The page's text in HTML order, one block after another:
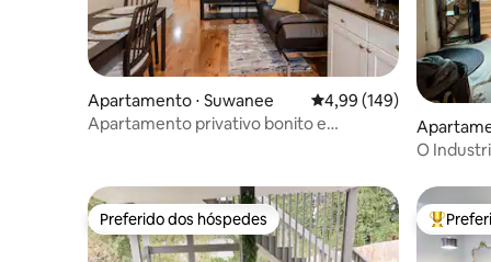
Apartamento ⋅ Suwanee 4,99 de uma avaliação
4,99 (149)
Apartamento privativo bonito e
O
Preferido dos hóspedes
Preferido dos hóspedes Entre os